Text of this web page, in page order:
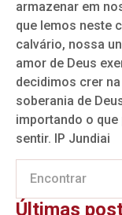
armazenar em
que lemos neste
calvário, nossa
amor de Deus
decidimos crer
soberania de
importando o
sentir. IP Jundiai
Últimas